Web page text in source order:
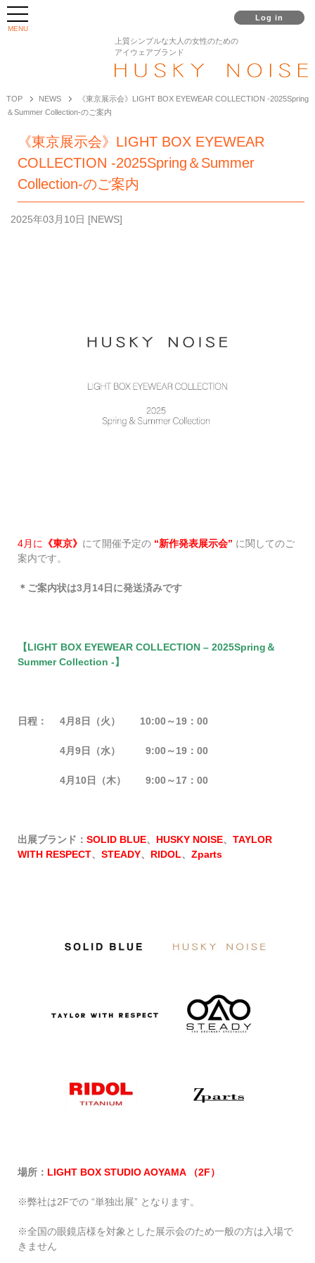
Log in
MENU
上質シンプルな大人の女性のための
アイウェアブランド
TOP NEWS
《東京展示会》LIGHT BOX EYEWEAR COLLECTION -2025Spring
＆Summer Collection-のご案内
《東京展示会》LIGHT BOX EYEWEAR
COLLECTION -2025Spring＆Summer
Collection-のご案内
2025年03月10日 [NEWS]
4月に 《東京》 にて開催予定の “新作発表展示会” に関してのご
案内です。
＊ご案内状は3月14日に発送済みです
【LIGHT BOX EYEWEAR COLLECTION – 2025Spring＆
Summer Collection -】
日程： 4月8日（火） 10:00～19：00
4月9日（水） 9:00～19：00
4月10日（木） 9:00～17：00
出展ブランド：SOLID BLUE、 HUSKY NOISE、TAYLOR
WITH RESPECT、STEADY、 RIDOL、Zparts
場所： LIGHT BOX STUDIO AOYAMA （2F）
※弊社は2Fでの “単独出展” となります。
※全国の眼鏡店様を対象とした展示会のため一般の方は入場で
きません